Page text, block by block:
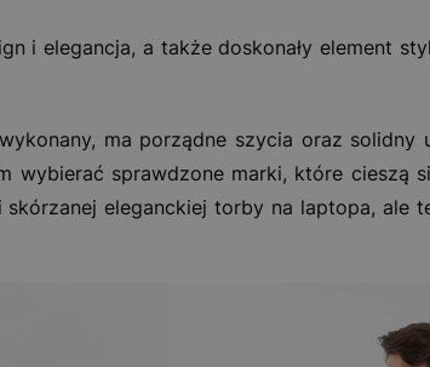
i elegancja, a także doskonały element
ma porządne szycia oraz
wybierać sprawdzone marki, które cieszą
eleganckiej torby na laptopa, ale